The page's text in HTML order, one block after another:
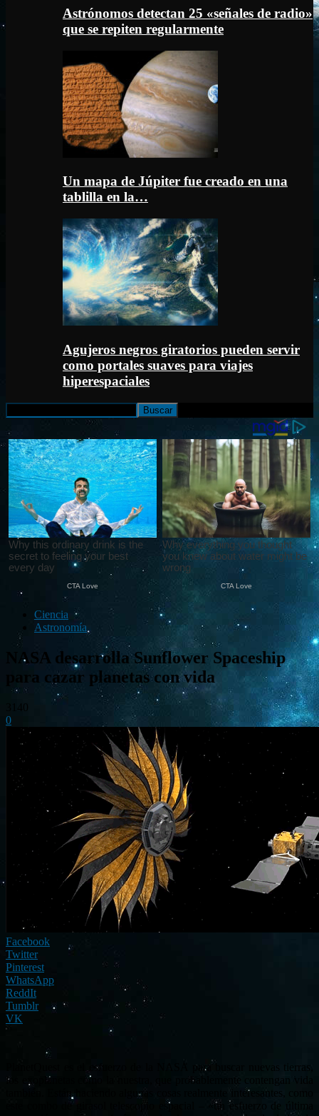
Astrónomos detectan 25 «señales de radio»
que se repiten regularmente
Un mapa de Júpiter fue creado en una
tablilla en la…
Agujeros negros giratorios pueden servir
como portales suaves para viajes
hiperespaciales
Ciencia
Astronomía
NASA desarrolla Sunflower Spaceship
para cazar planetas con vida
0
Facebook
Twitter
Pinterest
WhatsApp
ReddIt
Tumblr
VK
PlanetQuest es el esfuerzo de la NASA para buscar nuevas tierras,
los exoplanetas como la nuestra, que probablemente contengan vida
también. Están haciendo algunas cosas realmente interesantes, como
este combo de girasol telescopio espacial – «un esfuerzo de última